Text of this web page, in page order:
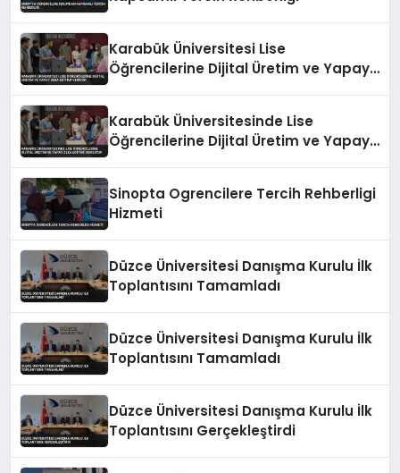
Karabük Üniversitesi Lise
Öğrencilerine Dijital Üretim ve Yapay
Karabük Üniversitesinde Lise
Öğrencilerine Dijital Üretim ve Yapay
Sinopta Ogrencilere Tercih Rehberligi
Hizmeti
Düzce Üniversitesi Danışma Kurulu İlk
Toplantısını Tamamladı
Düzce Üniversitesi Danışma Kurulu İlk
Toplantısını Tamamladı
Düzce Üniversitesi Danışma Kurulu İlk
Toplantısını Gerçekleştirdi